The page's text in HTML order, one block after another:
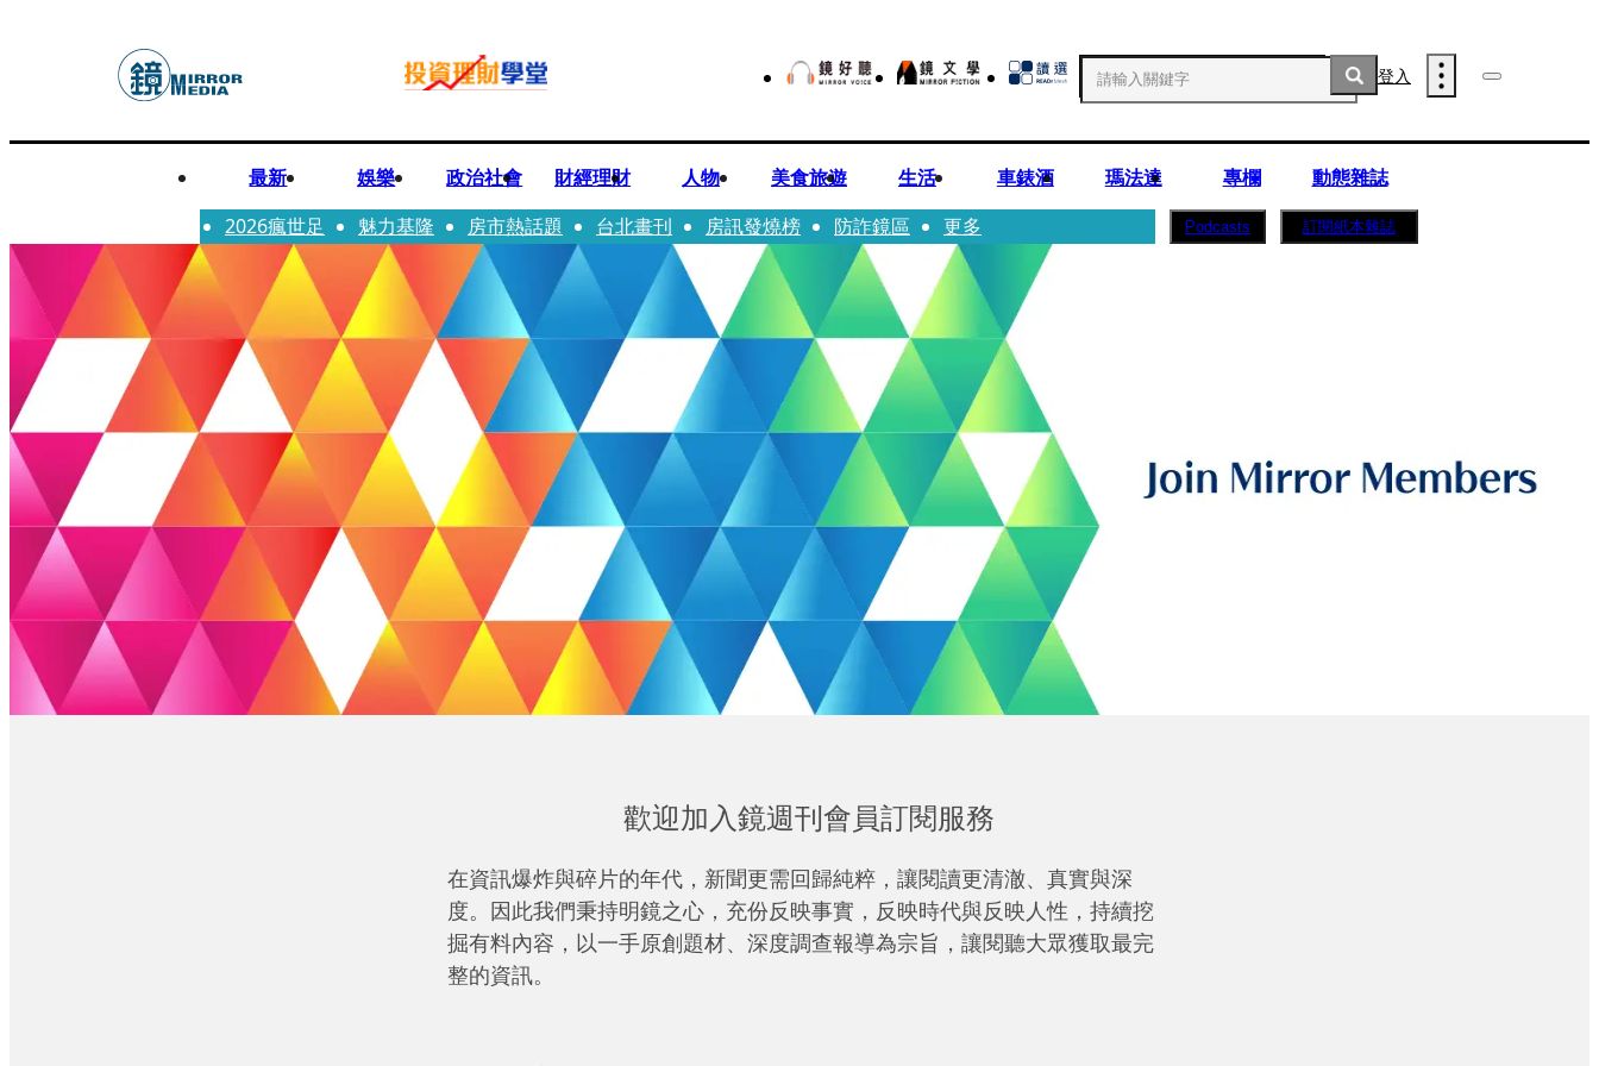
登入
最新 娛樂 政治社會 財經理財 人物 美食旅遊 生活 車錶酒 瑪法達 專欄
動態雜誌
2026瘋世足
魅力基隆 房市熱話題 台北畫刊 房訊發燒榜 防詐鏡區 更多 Podcasts 訂閱紙本雜誌
歡迎加入鏡週刊會員訂閱服務
在資訊爆炸與碎片的年代，新聞更需回歸純粹，讓閱讀更清澈、真實與深
度。因此我們秉持明鏡之心，充份反映事實，反映時代與反映人性，持續挖
掘有料內容，以一手原創題材、深度調查報導為宗旨，讓閱聽大眾獲取最完
整的資訊。